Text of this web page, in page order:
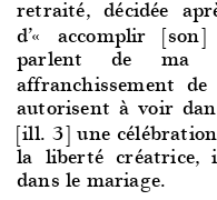
retraité, décidée
d’« accomplir
parlent de ma
affranchissement
autorisent à voir
[ill. 3] une
la liberté créatrice,
dans le mariage.